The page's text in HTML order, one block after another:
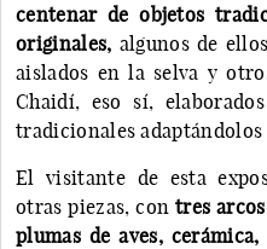
centenar de objetos
originales, algunos de
aislados en la selva y
Chaidí, eso sí,
tradicionales adaptándolos
El visitante de esta
otras piezas, contres
plumas de aves,